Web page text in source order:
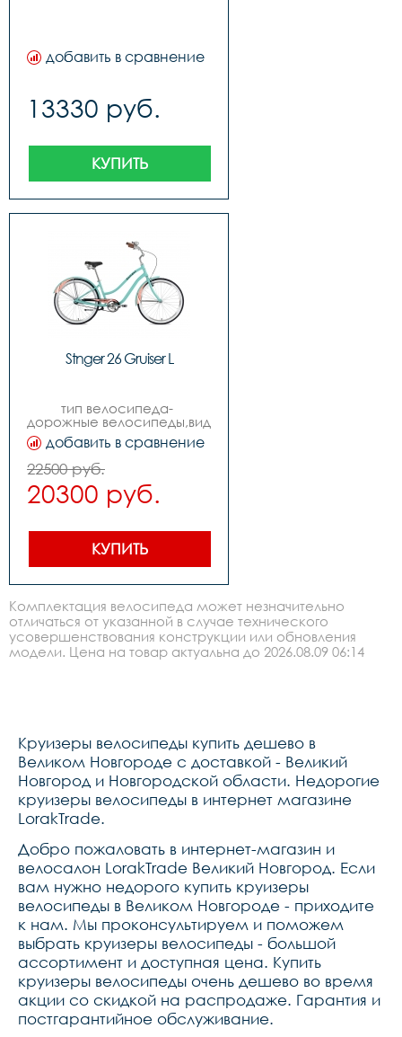
добавить в сравнение
13330 руб.
КУПИТЬ
Stnger 26 Gruiser L
тип велосипеда-
дорожные велосипеды,вид
круизеры,пол-
женский,коллекция-
cruser,материал рамы:
алюминий,тип тормозов: v-
br-ободной,диаметр
жесткая,наименование
вилки- stinger,каретка- stg,
картридж, под
квадрат,покрышки- zaxis
902 cruiser
алюминиевые
двойные,передняя втулка-
stg, сталь,задняя втулка-
stg, сталь,количество
скоростей- 1,тип тормоза-
добавить в сравнение
22500 руб.
20300 руб.
КУПИТЬ
Комплектация велосипеда может незначительно
отличаться от указанной в случае технического
усовершенствования конструкции или обновления
модели. Цена на товар актуальна до 2026.08.09 06:14
Круизеры велосипеды купить дешево в
Великом Новгороде с доставкой - Великий
Новгород и Новгородской области. Недорогие
круизеры велосипеды в интернет магазине
LorakTrade.
Добро пожаловать в интернет-магазин и
велосалон LorakTrade Великий Новгород. Если
вам нужно недорого купить круизеры
велосипеды в Великом Новгороде - приходите
к нам. Мы проконсультируем и поможем
выбрать круизеры велосипеды - большой
ассортимент и доступная цена. Купить
круизеры велосипеды очень дешево во время
акции со скидкой на распродаже. Гарантия и
постгарантийное обслуживание.